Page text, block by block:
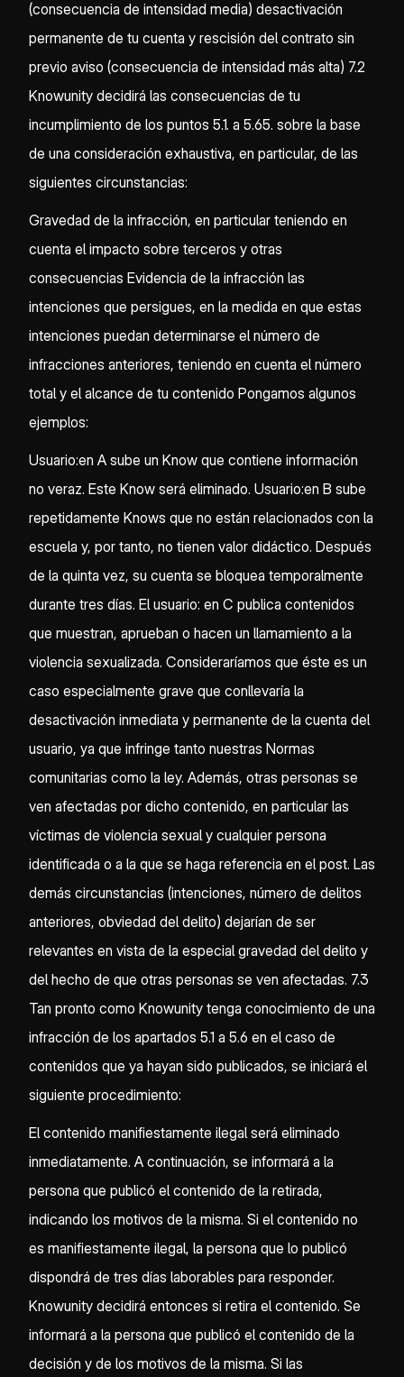
(consecuencia de intensidad media) desactivación
permanente de tu cuenta y rescisión del contrato sin
previo aviso (consecuencia de intensidad más alta) 7.2
Knowunity decidirá las consecuencias de tu
incumplimiento de los puntos 5.1. a 5.65. sobre la base
de una consideración exhaustiva, en particular, de las
siguientes circunstancias:
Gravedad de la infracción, en particular teniendo en
cuenta el impacto sobre terceros y otras
consecuencias Evidencia de la infracción las
intenciones que persigues, en la medida en que estas
intenciones puedan determinarse el número de
infracciones anteriores, teniendo en cuenta el número
total y el alcance de tu contenido Pongamos algunos
ejemplos:
Usuario:en A sube un Know que contiene información
no veraz. Este Know será eliminado. Usuario:en B sube
repetidamente Knows que no están relacionados con la
escuela y, por tanto, no tienen valor didáctico. Después
de la quinta vez, su cuenta se bloquea temporalmente
durante tres días. El usuario: en C publica contenidos
que muestran, aprueban o hacen un llamamiento a la
violencia sexualizada. Consideraríamos que éste es un
caso especialmente grave que conllevaría la
desactivación inmediata y permanente de la cuenta del
usuario, ya que infringe tanto nuestras Normas
comunitarias como la ley. Además, otras personas se
ven afectadas por dicho contenido, en particular las
víctimas de violencia sexual y cualquier persona
identificada o a la que se haga referencia en el post. Las
demás circunstancias (intenciones, número de delitos
anteriores, obviedad del delito) dejarían de ser
relevantes en vista de la especial gravedad del delito y
del hecho de que otras personas se ven afectadas. 7.3
Tan pronto como Knowunity tenga conocimiento de una
infracción de los apartados 5.1 a 5.6 en el caso de
contenidos que ya hayan sido publicados, se iniciará el
siguiente procedimiento:
El contenido manifiestamente ilegal será eliminado
inmediatamente. A continuación, se informará a la
persona que publicó el contenido de la retirada,
indicando los motivos de la misma. Si el contenido no
es manifiestamente ilegal, la persona que lo publicó
dispondrá de tres días laborables para responder.
Knowunity decidirá entonces si retira el contenido. Se
informará a la persona que publicó el contenido de la
decisión y de los motivos de la misma. Si las